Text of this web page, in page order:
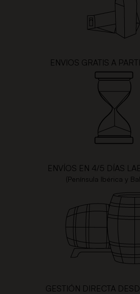
ENVIOS GRATIS A
ENVÍOS EN 4/5 DÍAS
(Península Ibérica y
GESTIÓN DIRECTA